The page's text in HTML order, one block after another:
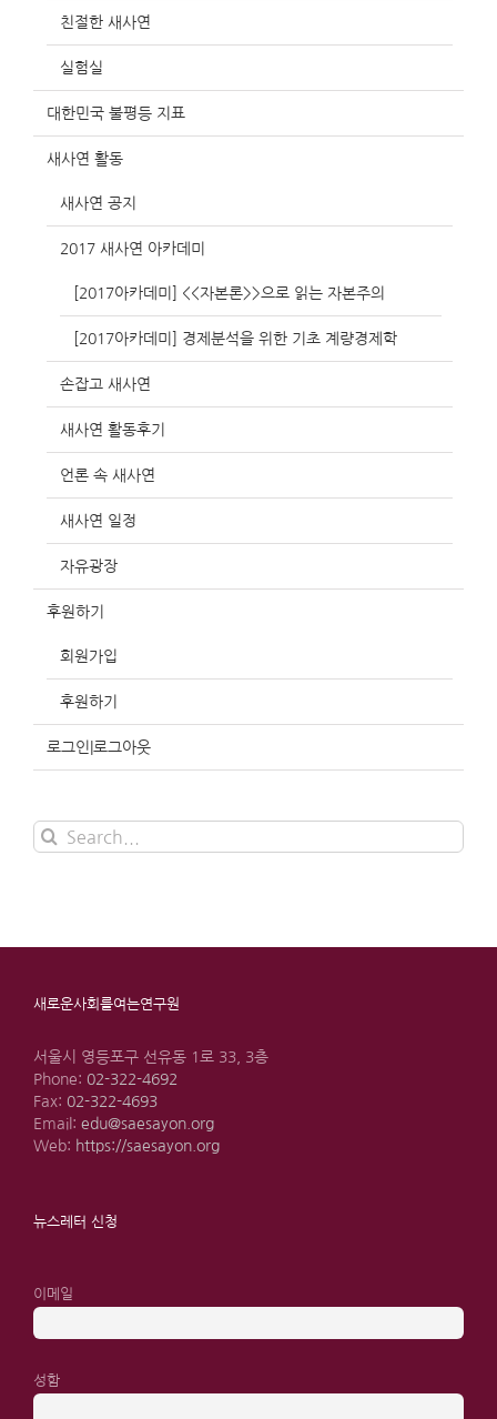
친절한 새사연
실험실
대한민국 불평등 지표
새사연 활동
새사연 공지
2017 새사연 아카데미
[2017아카데미] <<자본론>>으로 읽는 자본주의
[2017아카데미] 경제분석을 위한 기초 계량경제학
손잡고 새사연
새사연 활동후기
언론 속 새사연
새사연 일정
자유광장
후원하기
회원가입
후원하기
로그인|로그아웃
Search
for:
새로운사회를여는연구원
서울시 영등포구 선유동 1로 33, 3층
Phone: 02-322-4692
Fax: 02-322-4693
Email: edu@saesayon.org
Web: https://saesayon.org
뉴스레터 신청
이메일
성함